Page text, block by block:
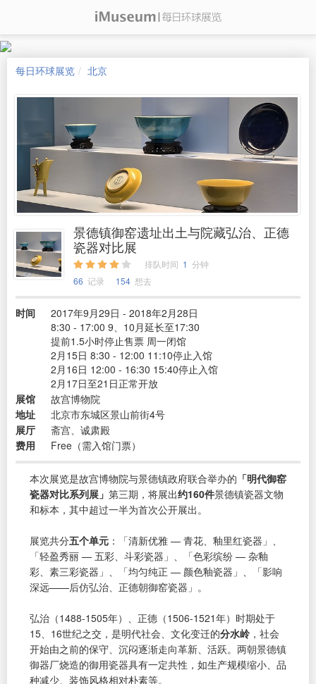
每日环球展览 北京
景德镇御窑遗址出土与院藏弘治、正德
瓷器对比展
排队时间 1 分钟
66 记录 154 想去
时间
2017年9月29日 - 2018年2月28日
8:30 - 17:00 9、10月延长至17:30
提前1.5小时停止售票 周一闭馆
2月15日 8:30 - 12:00 11:10停止入馆
2月16日 12:00 - 16:30 15:40停止入馆
2月17日至21日正常开放
展馆
故宫博物院
地址
北京市东城区景山前街4号
展厅
斋宫、诚肃殿
费用
Free（需入馆门票）
本次展览是故宫博物院与景德镇政府联合举办的 「明代御窑
瓷器对比系列展」 第三期，将展出约160件景德镇瓷器文物
和标本，其中超过一半为首次公开展出。
展览共分五个单元 ：「清新优雅 — 青花、釉里红瓷器」、
「轻盈秀丽 — 五彩、斗彩瓷器」、「色彩缤纷 — 杂釉
彩、素三彩瓷器」、「均匀纯正 — 颜色釉瓷器」、「影响
深远——后仿弘治、正德朝御窑瓷器」。
弘治（1488-1505年）、正德（1506-1521年）时期处于
15、16世纪之交，是明代社会、文化变迁的分水岭，社会
开始由之前的保守、沉闷逐渐走向革新、活跃。两朝景德镇
御器厂烧造的御用瓷器具有一定共性，如生产规模缩小、品
种减少、装饰风格相对朴素等。